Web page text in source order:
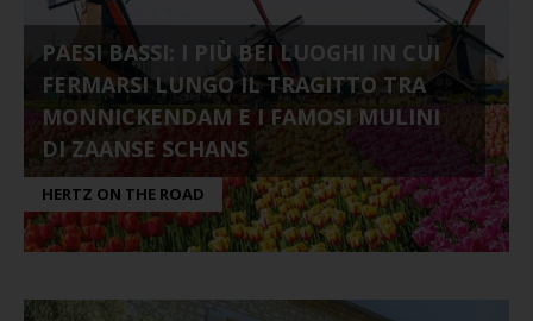
PAESI BASSI: I PIÙ BEI LUOGHI IN CUI
FERMARSI LUNGO IL TRAGITTO TRA
MONNICKENDAM E I FAMOSI MULINI
DI ZAANSE SCHANS
HERTZ ON THE ROAD